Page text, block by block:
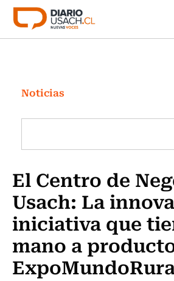
Click acá para ir directamente al
Investigación
Cultura
Programas Radio y TV Usach
Noticias
El Centro de
Usach: La
iniciativa que
mano a